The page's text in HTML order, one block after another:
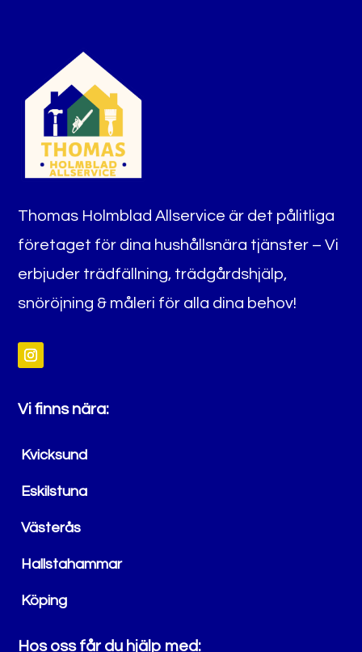
Thomas Holmblad Allservice är det pålitliga
företaget för dina hushållsnära tjänster – Vi
erbjuder trädfällning, trädgårdshjälp,
snöröjning & måleri för alla dina behov!
Vi finns nära:
Kvicksund
Eskilstuna
Västerås
Hallstahammar
Köping
Hos oss får du hjälp med: